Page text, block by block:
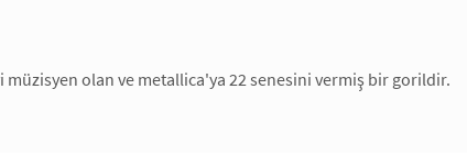
olan ve metallica'ya 22 senesini vermiş bir gorildir.